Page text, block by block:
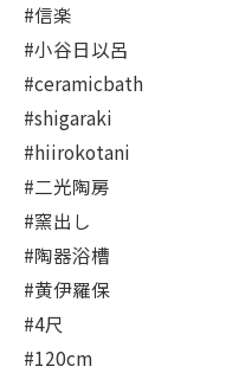
#信楽
#小谷日以呂
#ceramicbath
#shigaraki
#hiirokotani
#二光陶房
#窯出し
#陶器浴槽
#黄伊羅保
#4尺
#120cm